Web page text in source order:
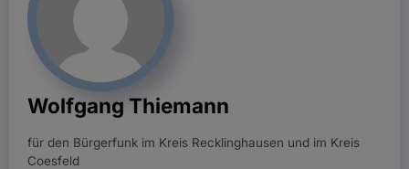
Wolfgang Thiemann
für den Bürgerfunk im Kreis Recklinghausen und im Kreis
Coesfeld